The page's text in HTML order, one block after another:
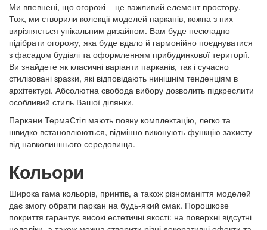
Ми впевнені, що огорожі – це важливий елемент простору.
Тож, ми створили колекції моделей парканів, кожна з них
вирізняється унікальним дизайном. Вам буде нескладно
підібрати огорожу, яка буде вдало й гармонійно поєднуватися
з фасадом будівлі та оформленням прибудинкової території.
Ви знайдете як класичні варіанти парканів, так і сучасно
стилізовані зразки, які відповідають нинішнім тенденціям в
архітектурі. Абсолютна свобода вибору дозволить підкреслити
особливий стиль Вашої ділянки.
Паркани ТермаСтіл мають повну комплектацію, легко та
швидко встановлюються, відмінно виконують функцію захисту
від навколишнього середовища.
Кольори
Широка гама кольорів, принтів, а також різноманіття моделей
дає змогу обрати паркан на будь-який смак. Порошкове
покриття гарантує високі естетичні якості: на поверхні відсутні